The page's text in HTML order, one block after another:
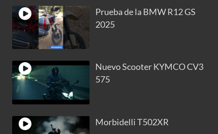
Prueba de la BMW R12 GS
2025
Nuevo Scooter KYMCO CV3
575
Morbidelli T502XR